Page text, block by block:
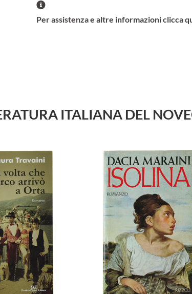
Per assistenza e altre informazioni clicca
ITALIANA DEL